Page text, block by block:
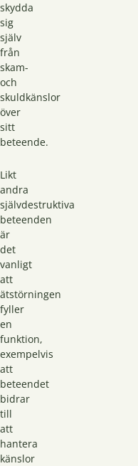
skydda
sig
själv
från
skam-
och
skuldkänslor
över
sitt
beteende.
Likt
andra
självdestruktiva
beteenden
är
det
vanligt
att
ätstörningen
fyller
en
funktion,
exempelvis
att
beteendet
bidrar
till
att
hantera
känslor